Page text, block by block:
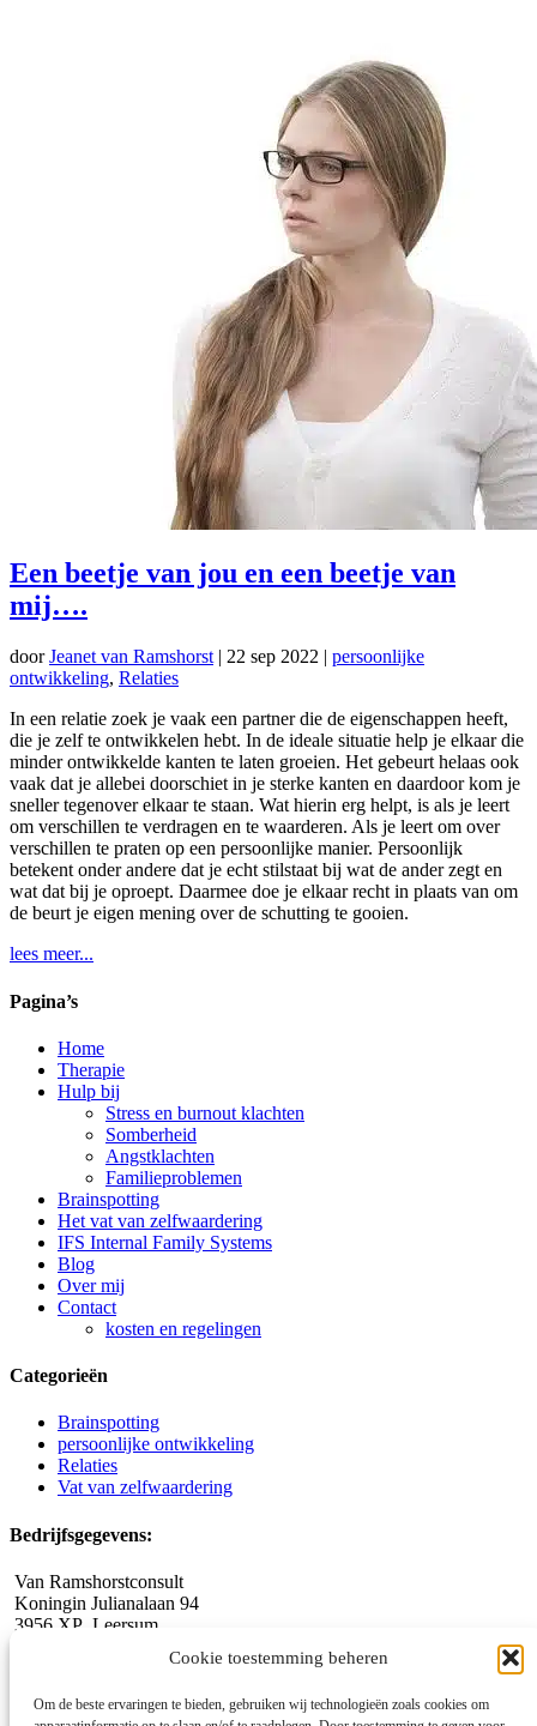
Cookie toestemming beheren
Om de beste ervaringen te bieden, gebruiken wij technologieën zoals cookies om
Een beetje van jou en een beetje van
mij….
doorJeanet van Ramshorst | 22 sep 2022 | persoonlijke
ontwikkeling, Relaties
In een relatie zoek je vaak een partner die de eigenschappen heeft,
die je zelf te ontwikkelen hebt. In de ideale situatie help je elkaar die
minder ontwikkelde kanten te laten groeien. Het gebeurt helaas ook
vaak dat je allebei doorschiet in je sterke kanten en daardoor kom je
sneller tegenover elkaar te staan. Wat hierin erg helpt, is als je leert
om verschillen te verdragen en te waarderen. Als je leert om over
verschillen te praten op een persoonlijke manier. Persoonlijk
betekent onder andere dat je echt stilstaat bij wat de ander zegt en
wat dat bij je oproept. Daarmee doe je elkaar recht in plaats van om
de beurt je eigen mening over de schutting te gooien.
lees meer...
Pagina’s
Home
Therapie
Hulp bij
Stress en burnout klachten
Somberheid
Angstklachten
Familieproblemen
Brainspotting
Het vat van zelfwaardering
IFS Internal Family Systems
Blog
Over mij
Contact
kosten en regelingen
Categorieën
Brainspotting
persoonlijke ontwikkeling
Relaties
Vat van zelfwaardering
Bedrijfsgegevens:
Van Ramshorstconsult
Koningin Julianalaan 94
3956 XP Leersum
jeanet@vanramshorstconsult.nl